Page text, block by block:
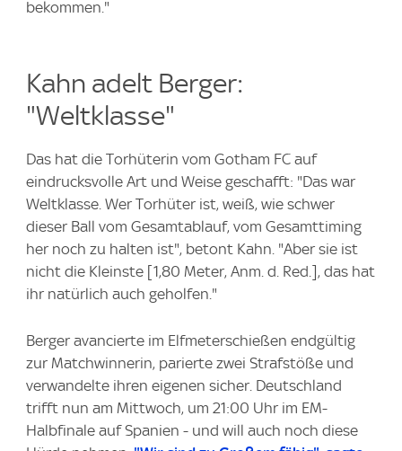
bekommen."
Kahn adelt Berger:
"Weltklasse"
Das hat die Torhüterin vom Gotham FC auf
eindrucksvolle Art und Weise geschafft: "Das war
Weltklasse. Wer Torhüter ist, weiß, wie schwer
dieser Ball vom Gesamtablauf, vom Gesamttiming
her noch zu halten ist", betont Kahn. "Aber sie ist
nicht die Kleinste [1,80 Meter, Anm. d. Red.], das hat
ihr natürlich auch geholfen."
Berger avancierte im Elfmeterschießen endgültig
zur Matchwinnerin, parierte zwei Strafstöße und
verwandelte ihren eigenen sicher. Deutschland
trifft nun am Mittwoch, um 21:00 Uhr im EM-
Halbfinale auf Spanien - und will auch noch diese